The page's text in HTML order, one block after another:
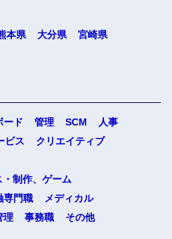
本県 大分県
宮崎県
ード 管理 SCM
人事
ビス
クリエイティブ
制作、ゲーム
専門職
メディカル
理 事務職 その他